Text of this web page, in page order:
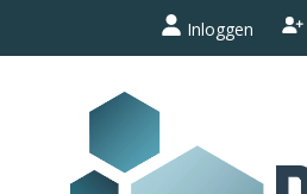
Inloggen